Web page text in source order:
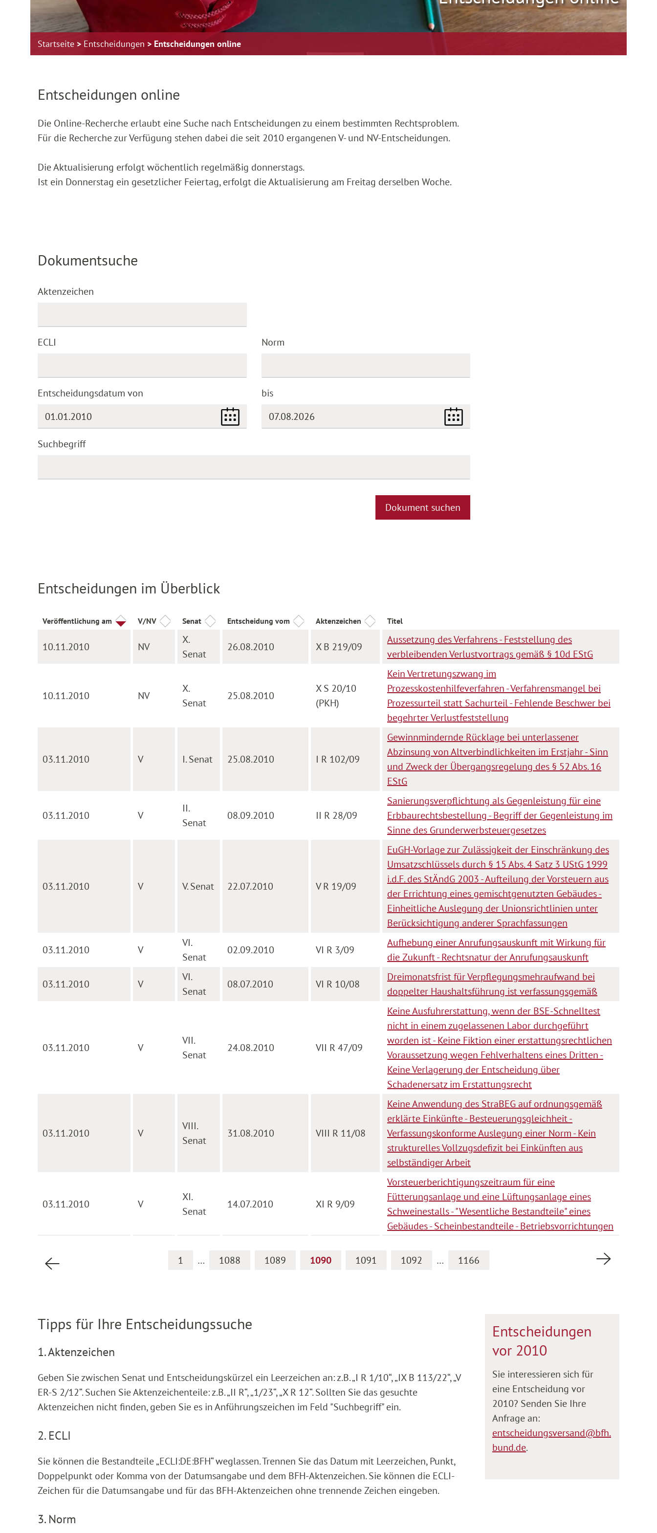
Startseite Entscheidungen Entscheidungen online
Entscheidungen online
Die Online-Recherche erlaubt eine Suche nach Entscheidungen zu einem bestimmten Rechtsproblem.
Für die Recherche zur Verfügung stehen dabei die seit 2010 ergangenen V- und NV-Entscheidungen.
Die Aktualisierung erfolgt wöchentlich regelmäßig donnerstags.
Ist ein Donnerstag ein gesetzlicher Feiertag, erfolgt die Aktualisierung am Freitag derselben Woche.
Dokumentsuche
Aktenzeichen
ECLI Norm
Entscheidungsdatum von bis(DD.MM.YYYY)
Suchbegriff
Dokument suchen
Entscheidungen im Überblick
Veröffentlichung am V/NV Senat Entscheidung vom Aktenzeichen Titel
10.11.2010 NV
X.
Senat
26.08.2010 X B 219/09
Aussetzung des Verfahrens - Feststellung des
verbleibenden Verlustvortrags gemäß § 10d EStG
10.11.2010 NV
X.
Senat
25.08.2010
X S 20/10
(PKH)
Kein Vertretungszwang im
Prozesskostenhilfeverfahren - Verfahrensmangel bei
Prozessurteil statt Sachurteil - Fehlende Beschwer bei
begehrter Verlustfeststellung
03.11.2010 V I. Senat 25.08.2010 I R 102/09
Gewinnmindernde Rücklage bei unterlassener
Abzinsung von Altverbindlichkeiten im Erstjahr - Sinn
und Zweck der Übergangsregelung des § 52 Abs. 16
EStG
03.11.2010 V
II.
Senat
08.09.2010 II R 28/09
Sanierungsverpflichtung als Gegenleistung für eine
Erbbaurechtsbestellung - Begriff der Gegenleistung im
Sinne des Grunderwerbsteuergesetzes
03.11.2010 V V. Senat 22.07.2010 V R 19/09
EuGH-Vorlage zur Zulässigkeit der Einschränkung des
Umsatzschlüssels durch § 15 Abs. 4 Satz 3 UStG 1999
i.d.F. des StÄndG 2003 - Aufteilung der Vorsteuern aus
der Errichtung eines gemischtgenutzten Gebäudes -
Einheitliche Auslegung der Unionsrichtlinien unter
Berücksichtigung anderer Sprachfassungen
03.11.2010 V
VI.
Senat
02.09.2010 VI R 3/09
Aufhebung einer Anrufungsauskunft mit Wirkung für
die Zukunft - Rechtsnatur der Anrufungsauskunft
03.11.2010 V
VI.
Senat
08.07.2010 VI R 10/08
Dreimonatsfrist für Verpflegungsmehraufwand bei
doppelter Haushaltsführung ist verfassungsgemäß
03.11.2010 V
VII.
Senat
24.08.2010 VII R 47/09
Keine Ausfuhrerstattung, wenn der BSE-Schnelltest
nicht in einem zugelassenen Labor durchgeführt
worden ist - Keine Fiktion einer erstattungsrechtlichen
Voraussetzung wegen Fehlverhaltens eines Dritten -
Keine Verlagerung der Entscheidung über
Schadenersatz im Erstattungsrecht
03.11.2010 V
VIII.
Senat
31.08.2010 VIII R 11/08
Keine Anwendung des StraBEG auf ordnungsgemäß
erklärte Einkünfte - Besteuerungsgleichheit -
Verfassungskonforme Auslegung einer Norm - Kein
strukturelles Vollzugsdefizit bei Einkünften aus
selbständiger Arbeit
03.11.2010 V
XI.
Senat
14.07.2010 XI R 9/09
Vorsteuerberichtigungszeitraum für eine
Fütterungsanlage und eine Lüftungsanlage eines
Schweinestalls - "Wesentliche Bestandteile" eines
Gebäudes - Scheinbestandteile - Betriebsvorrichtungen
1 … 1088 1089 1090 1091 1092 … 1166
Tipps für Ihre Entscheidungssuche
1. Aktenzeichen
Geben Sie zwischen Senat und Entscheidungskürzel ein Leerzeichen an: z.B. „I R 1/10“, „IX B 113/22“, „V
ER-S 2/12“. Suchen Sie Aktenzeichenteile: z.B. „II R“, „1/23“, „X R 12“. Sollten Sie das gesuchte
Aktenzeichen nicht finden, geben Sie es in Anführungszeichen im Feld "Suchbegriff" ein.
2. ECLI
Sie können die Bestandteile „ECLI:DE:BFH“ weglassen. Trennen Sie das Datum mit Leerzeichen, Punkt,
Doppelpunkt oder Komma von der Datumsangabe und dem BFH-Aktenzeichen. Sie können die ECLI-
Zeichen für die Datumsangabe und für das BFH-Aktenzeichen ohne trennende Zeichen eingeben.
3. Norm
Entscheidungen
vor 2010
Sie interessieren sich für
eine Entscheidung vor
2010? Senden Sie Ihre
Anfrage an:
entscheidungsversand@bfh.
bund.de.